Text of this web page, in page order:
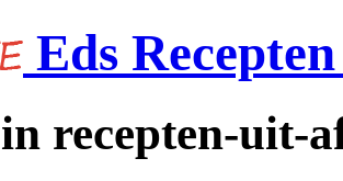
Eds
recepten-uit-